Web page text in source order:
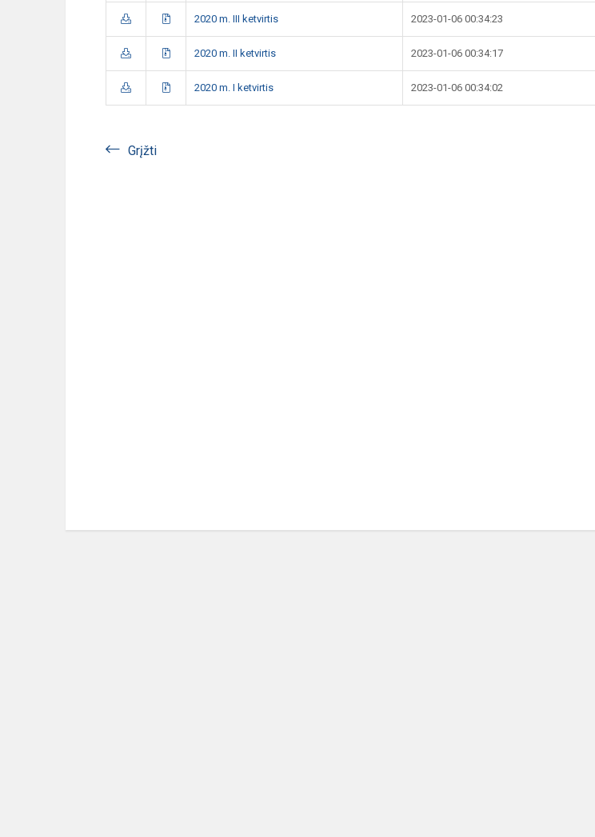
2020 m. III ketvirtis 2023-01-06 00:34:23
2020 m. II ketvirtis 2023-01-06 00:34:17
2020 m. I ketvirtis 2023-01-06 00:34:02
Grįžti